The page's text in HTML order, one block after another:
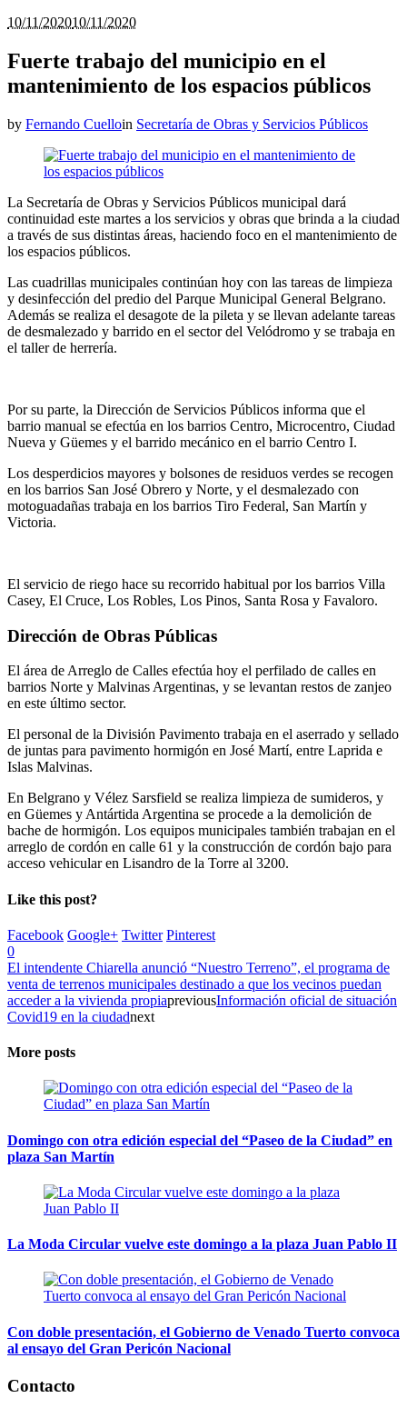
10/11/202010/11/2020
Fuerte trabajo del municipio en el
mantenimiento de los espacios públicos
by Fernando Cuelloin Secretaría de Obras y Servicios Públicos
La Secretaría de Obras y Servicios Públicos municipal dará
continuidad este martes a los servicios y obras que brinda a la ciudad
a través de sus distintas áreas, haciendo foco en el mantenimiento de
los espacios públicos.
Las cuadrillas municipales continúan hoy con las tareas de limpieza
y desinfección del predio del Parque Municipal General Belgrano.
Además se realiza el desagote de la pileta y se llevan adelante tareas
de desmalezado y barrido en el sector del Velódromo y se trabaja en
el taller de herrería.
Por su parte, la Dirección de Servicios Públicos informa que el
barrio manual se efectúa en los barrios Centro, Microcentro, Ciudad
Nueva y Güemes y el barrido mecánico en el barrio Centro I.
Los desperdicios mayores y bolsones de residuos verdes se recogen
en los barrios San José Obrero y Norte, y el desmalezado con
motoguadañas trabaja en los barrios Tiro Federal, San Martín y
Victoria.
El servicio de riego hace su recorrido habitual por los barrios Villa
Casey, El Cruce, Los Robles, Los Pinos, Santa Rosa y Favaloro.
Dirección de Obras Públicas
El área de Arreglo de Calles efectúa hoy el perfilado de calles en
barrios Norte y Malvinas Argentinas, y se levantan restos de zanjeo
en este último sector.
El personal de la División Pavimento trabaja en el aserrado y sellado
de juntas para pavimento hormigón en José Martí, entre Laprida e
Islas Malvinas.
En Belgrano y Vélez Sarsfield se realiza limpieza de sumideros, y
en Güemes y Antártida Argentina se procede a la demolición de
bache de hormigón. Los equipos municipales también trabajan en el
arreglo de cordón en calle 61 y la construcción de cordón bajo para
acceso vehicular en Lisandro de la Torre al 3200.
Like this post?
Facebook Google+ Twitter Pinterest
0
El intendente Chiarella anunció “Nuestro Terreno”, el programa de
venta de terrenos municipales destinado a que los vecinos puedan
acceder a la vivienda propiapreviousInformación oficial de situación
Covid19 en la ciudadnext
More posts
Domingo con otra edición especial del “Paseo de la Ciudad” en
plaza San Martín
La Moda Circular vuelve este domingo a la plaza Juan Pablo II
Con doble presentación, el Gobierno de Venado Tuerto convoca
al ensayo del Gran Pericón Nacional
Contacto